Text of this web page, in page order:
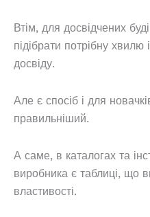
Втім, для досвідчених
підібрати потрібну
досвіду.
Але є спосіб і для
правильніший.
А саме, в каталогах та
виробника є таблиці, що
властивості.